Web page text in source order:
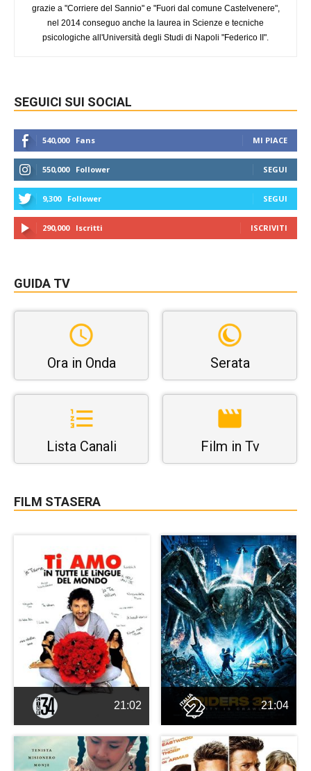
grazie a "Corriere del Sannio" e "Fuori dal comune Castelvenere",
nel 2014 conseguo anche la laurea in Scienze e tecniche
psicologiche all'Università degli Studi di Napoli "Federico II".
SEGUICI SUI SOCIAL
540,000 Fans MI PIACE
550,000 Follower SEGUI
9,300 Follower SEGUI
290,000 Iscritti ISCRIVITI
GUIDA TV
Ora in Onda Serata
Lista Canali Film in Tv
FILM STASERA
21:02 21:04